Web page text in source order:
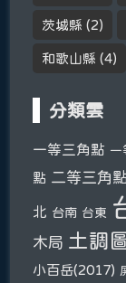
茨城縣 (2)
和歌山縣 (4)
分類雲
一等三角點 一
點 二等三角
北 台南 台東
木局 土調
小百岳(2017)